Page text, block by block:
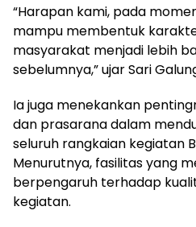
“Harapan kami, pada
mampu membentuk
masyarakat menjadi lebih
sebelumnya,” ujar Sari
Ia juga menekankan
dan prasarana dalam
seluruh rangkaian kegiatan
Menurutnya, fasilitas yang
berpengaruh terhadap
kegiatan.